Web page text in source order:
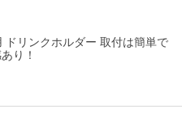
ドリンクホルダー 取付は簡単で
り！